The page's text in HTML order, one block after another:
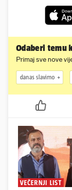
Odaberi temu
Primaj sve nove
danas slavimo